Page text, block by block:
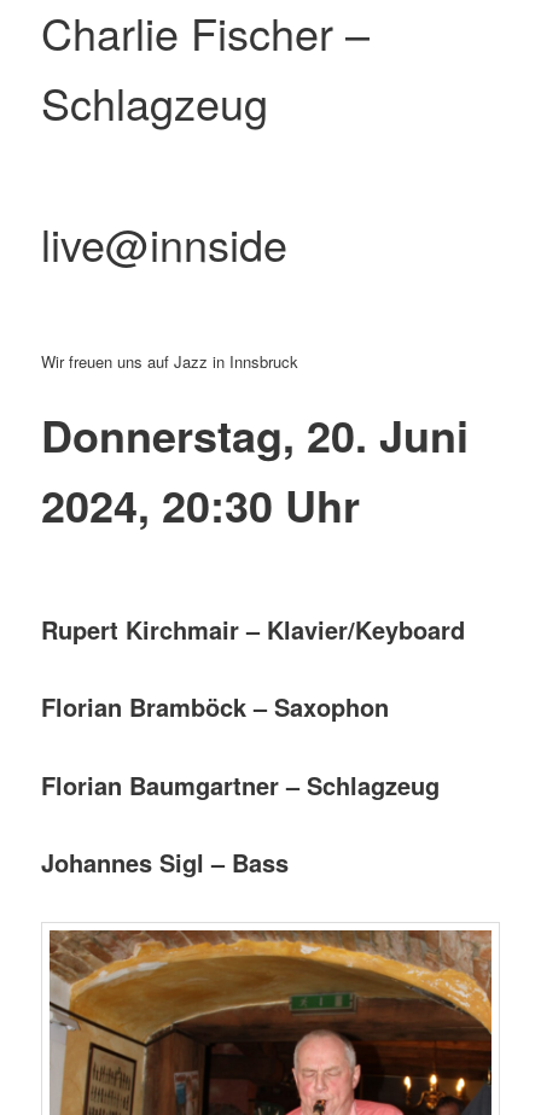
Charlie Fischer –
Schlagzeug
live@innside
Wir freuen uns auf Jazz in Innsbruck
Donnerstag, 20. Juni
2024, 20:30 Uhr
Rupert Kirchmair – Klavier/Keyboard
Florian Bramböck – Saxophon
Florian Baumgartner – Schlagzeug
Johannes Sigl – Bass